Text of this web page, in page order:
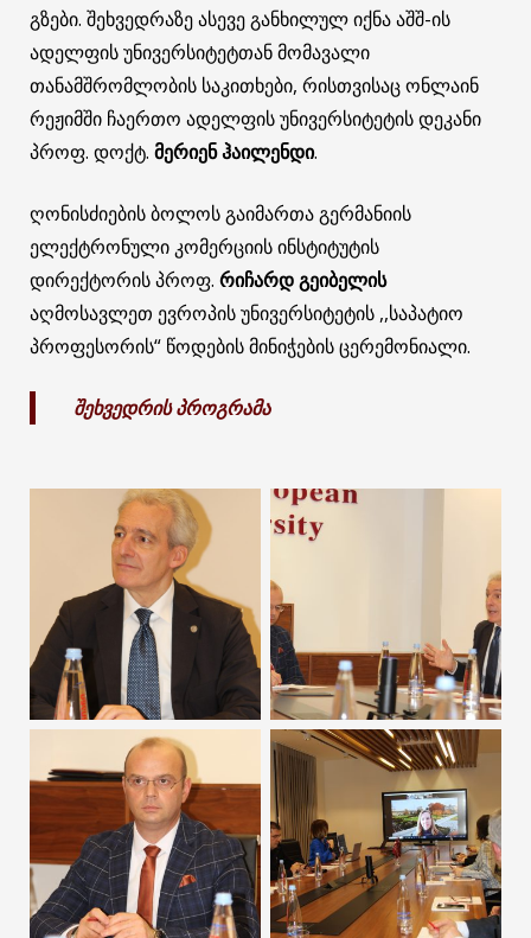
გზები. შეხვედრაზე ასევე განხილულ იქნა აშშ-ის
ადელფის უნივერსიტეტთან მომავალი
თანამშრომლობის საკითხები, რისთვისაც ონლაინ
რეჟიმში ჩაერთო ადელფის უნივერსიტეტის დეკანი
პროფ. დოქტ. მერიენჰაილენდი.
ღონისძიების ბოლოს გაიმართა გერმანიის
ელექტრონული კომერციის ინსტიტუტის
დირექტორის პროფ. რიჩარდგეიბელის
აღმოსავლეთ ევროპის უნივერსიტეტის ,,საპატიო
პროფესორის“ წოდების მინიჭების ცერემონიალი.
შეხვედრის პროგრამა